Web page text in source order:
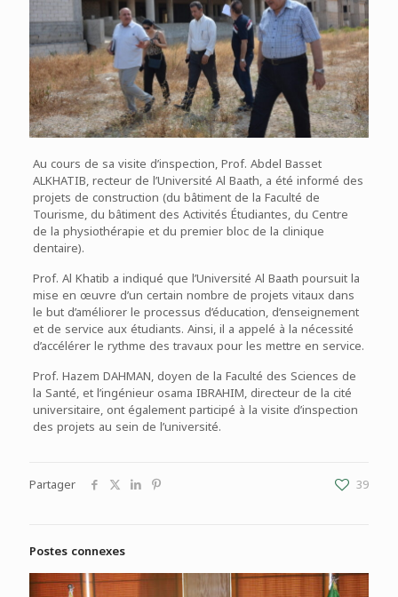
Au cours de sa visite d’inspection, Prof. Abdel Basset
ALKHATIB, recteur de l’Université Al Baath, a été informé des
projets de construction (du bâtiment de la Faculté de
Tourisme, du bâtiment des Activités Étudiantes, du Centre
de la physiothérapie et du premier bloc de la clinique
dentaire).
Prof. Al Khatib a indiqué que l’Université Al Baath poursuit la
mise en œuvre d’un certain nombre de projets vitaux dans
le but d’améliorer le processus d’éducation, d’enseignement
et de service aux étudiants. Ainsi, il a appelé à la nécessité
d’accélérer le rythme des travaux pour les mettre en service.
Prof. Hazem DAHMAN, doyen de la Faculté des Sciences de
la Santé, et l’ingénieur osama IBRAHIM, directeur de la cité
universitaire, ont également participé à la visite d’inspection
des projets au sein de l’université.
Partager 39
Postes connexes